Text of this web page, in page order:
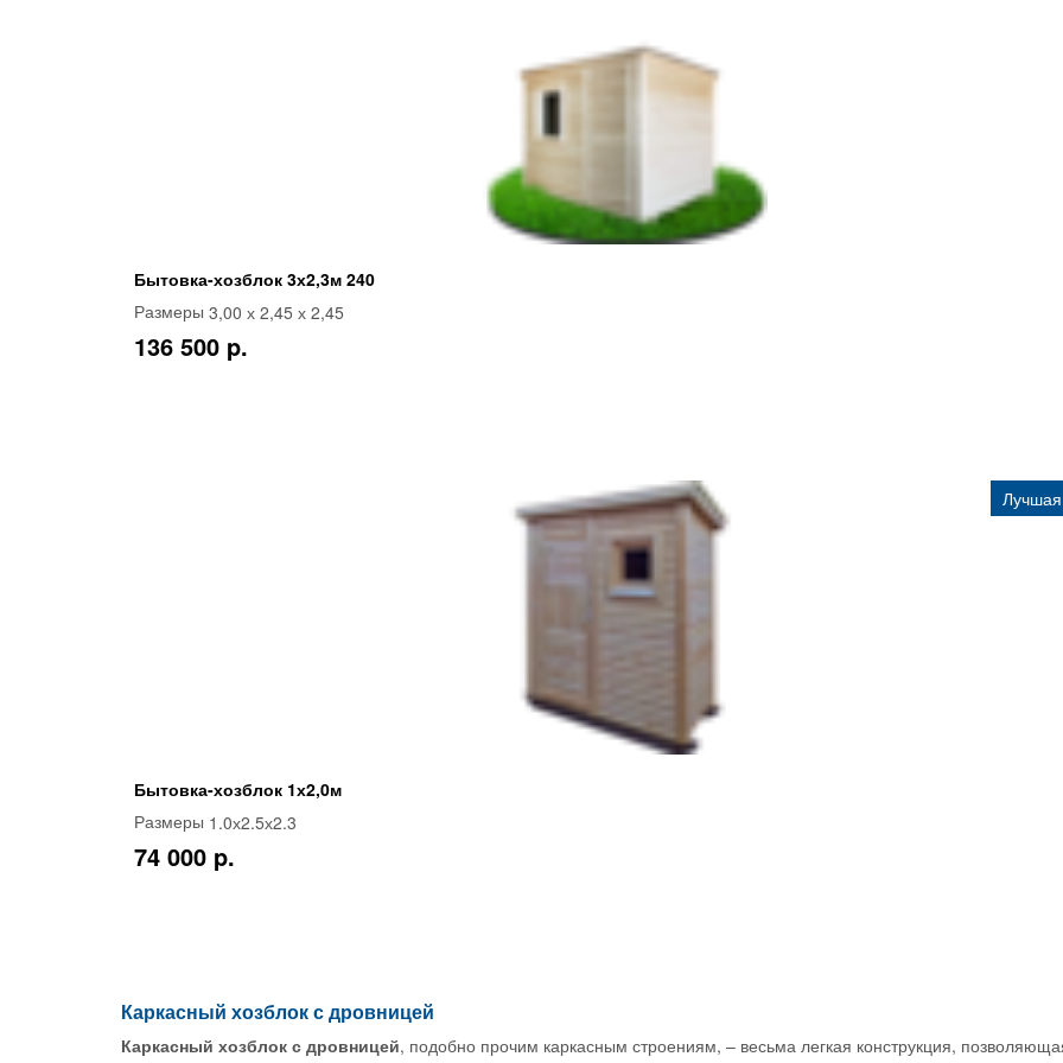
Бытовка-хозблок 3х2,3м 240
Размеры 3,00 х 2,45 х 2,45
136 500 p.
Бытовка-хозблок 1х2,0м
Размеры 1.0х2.5х2.3
74 000 p.
Каркасный хозблок с дровницей
Каркасный хозблок с дровницей, подобно прочим каркасным строениям, – весьма легкая конструкция,